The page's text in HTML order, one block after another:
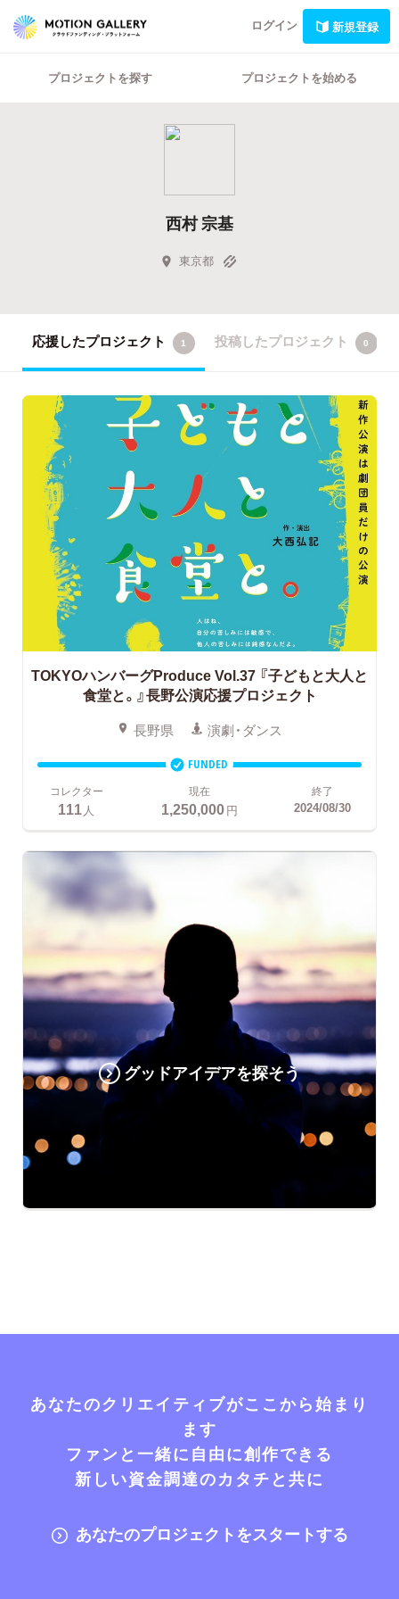
ログイン 新規登録
プロジェクトを探す プロジェクトを始める
西村 宗基
東京都
応援したプロジェクト 1 投稿したプロジェクト 0
TOKYOハンバーグProduce Vol.37 『子どもと大人と
食堂と。』長野公演応援プロジェクト
長野県 演劇・ダンス
FUNDED
コレクター
111 人
現在
1,250,000円
終了
2024/08/30
グッドアイデアを探そう
あなたのクリエイティブがここから始まり
ます
ファンと一緒に自由に創作できる
新しい資金調達のカタチと共に
あなたのプロジェクトをスタートする